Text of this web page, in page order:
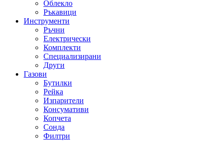
Облекло
Ръкавици
Инструменти
Ръчни
Електрически
Комплекти
Специализирани
Други
Газови
Бутилки
Рейка
Изпарители
Консумативи
Копчета
Сонда
Филтри